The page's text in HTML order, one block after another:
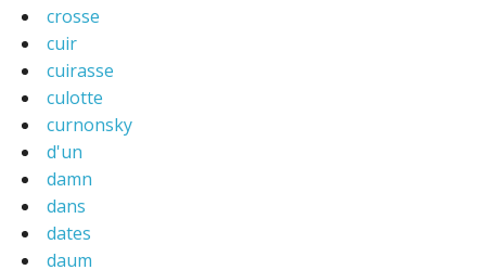
crosse
cuir
cuirasse
culotte
curnonsky
d'un
damn
dans
dates
daum